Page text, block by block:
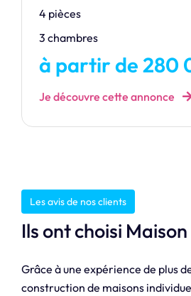
4 pièces
3 chambres
à partir de 280
Je découvre cette annonce
Les avis de nos clients
Ils ont choisi Maison
Grâce à une expérience de plus
construction de maisons